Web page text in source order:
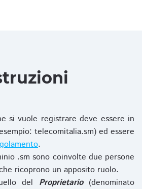
si vuole registrare deve essere in
telecomitalia.sm) ed essere
.
.sm sono coinvolte due persone
ricoprono un apposito ruolo.
del Proprietario(denominato